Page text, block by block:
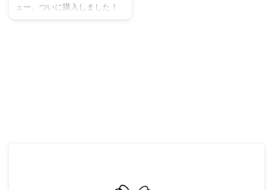
ト＆デメリット
ュー。ついに購入しました！
今回はそのへスタンキュー使
PAY マーケット ソースパンで